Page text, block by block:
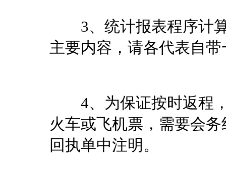
3、统计报表程序计算
主要内容，请各代表自
4、为保证按时返程，
火车或飞机票，需要会
回执单中注明。